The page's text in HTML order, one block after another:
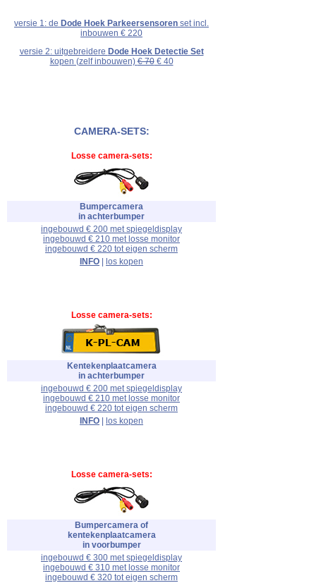
versie 1: de Dode Hoek Parkeersensoren set incl.
inbouwen € 220
versie 2: uitgebreidere Dode Hoek Detectie Set
kopen (zelf inbouwen)€ 70€ 40
CAMERA-SETS:
Losse camera-sets:
Bumpercamera
in achterbumper
ingebouwd € 200 met spiegeldisplay
ingebouwd € 210 met losse monitor
ingebouwd € 220 tot eigen scherm
INFO
los kopen
Losse camera-sets:
Kentekenplaatcamera
in achterbumper
ingebouwd € 200 met spiegeldisplay
ingebouwd € 210 met losse monitor
ingebouwd € 220 tot eigen scherm
INFO
los kopen
Losse camera-sets:
Bumpercamera of
kentekenplaatcamera
in voorbumper
ingebouwd € 300 met spiegeldisplay
ingebouwd € 310 met losse monitor
ingebouwd € 320 tot eigen scherm